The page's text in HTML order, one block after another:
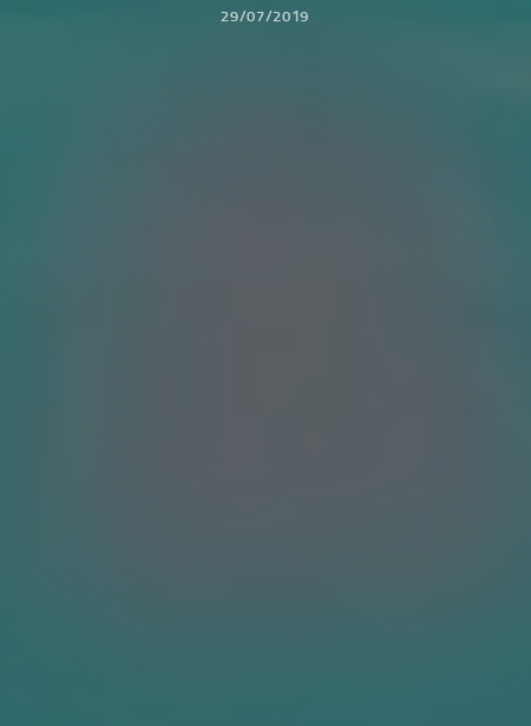
29/07/2019